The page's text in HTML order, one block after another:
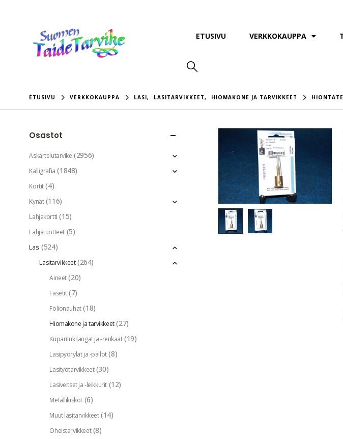
ETUSIVU VERKKOKAUPPA
ETUSIVU VERKKOKAUPPA LASI, LASITARVIKKEET, HIOMAKONE JA TARVIKKEET
Osastot
Askartelutarvike (2956)
Kalligrafia (1848)
Kortit (4)
Kynät (116)
Lahjakortti (15)
Lahjatuotteet (5)
Lasi (524)
Lasitarvikkeet (264)
Aineet (20)
Fasetit (7)
Folionauhat (18)
Hiomakone ja tarvikkeet (27)
Kuparitukilangat ja -renkaat (19)
Lasipyörylät ja -pallot (8)
Lasityötarvikkeet (30)
Lasiveitset ja -leikkurit (12)
Metallikiskot (6)
Muut lasitarvikkeet (14)
Oheistarvikkeet (8)